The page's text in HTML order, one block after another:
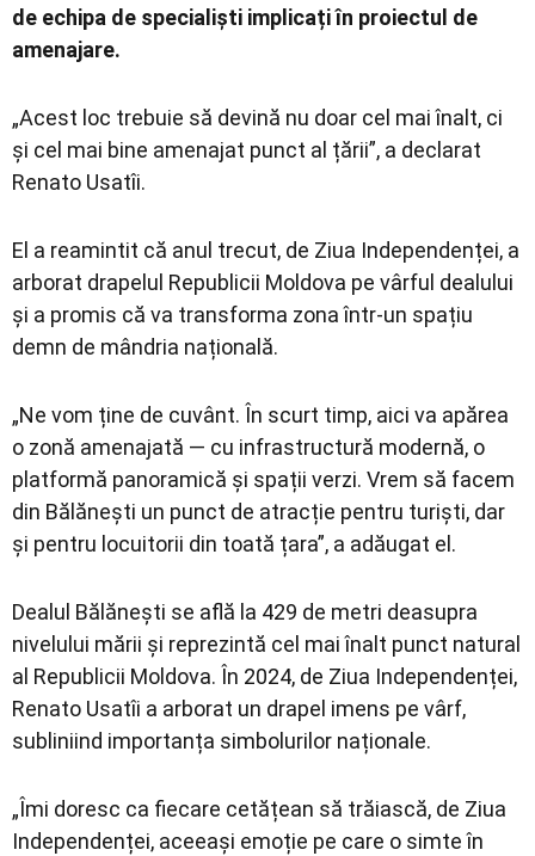
de echipa de specialiști implicați în proiectul de
amenajare.
„Acest loc trebuie să devină nu doar cel mai înalt, ci
și cel mai bine amenajat punct al țării”, a declarat
Renato Usatîi.
El a reamintit că anul trecut, de Ziua Independenței, a
arborat drapelul Republicii Moldova pe vârful dealului
și a promis că va transforma zona într-un spațiu
demn de mândria națională.
„Ne vom ține de cuvânt. În scurt timp, aici va apărea
o zonă amenajată — cu infrastructură modernă, o
platformă panoramică și spații verzi. Vrem să facem
din Bălănești un punct de atracție pentru turiști, dar
și pentru locuitorii din toată țara”, a adăugat el.
Dealul Bălănești se află la 429 de metri deasupra
nivelului mării și reprezintă cel mai înalt punct natural
al Republicii Moldova. În 2024, de Ziua Independenței,
Renato Usatîi a arborat un drapel imens pe vârf,
subliniind importanța simbolurilor naționale.
„Îmi doresc ca fiecare cetățean să trăiască, de Ziua
Independenței, aceeași emoție pe care o simte în